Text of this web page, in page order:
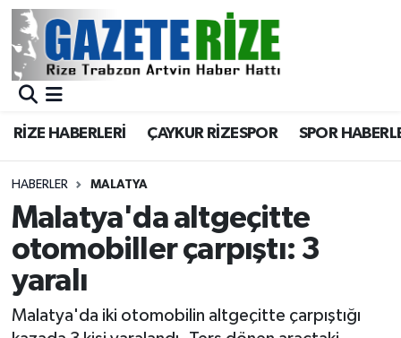
RİZE HABERLERİ ÇAYKUR RİZESPOR SPOR
HABERLER MALATYA
Malatya'da altgeçitte
otomobiller çarpıştı: 3
yaralı
Malatya'da iki otomobilin altgeçitte çarpıştığı
BÖLGEMİZ
Asayiş
Rize Jandarma Komutanlığı
Bilim Teknoloji
Merkez Nöbetçi Eczaneler
Merkez Trafik Yoğunluk Haritası
Süper Lig Puan Durumu ve Fikstür
Tüm Manşetler